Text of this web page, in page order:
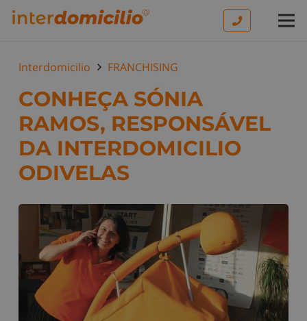
Interdomicilio FRANCHISING
CONHEÇA SÓNIA
RAMOS, RESPONSÁVEL
DA INTERDOMICILIO
ODIVELAS